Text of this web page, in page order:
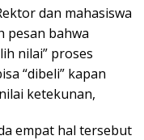
dan mahasiswa
pesan bahwa
nilai” proses
“dibeli” kapan
ketekunan,
empat hal tersebut